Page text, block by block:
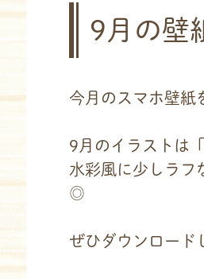
9月の壁
今月のスマホ壁紙
9月のイラストは
水彩風に少しラフ
◎
ぜひダウンロード